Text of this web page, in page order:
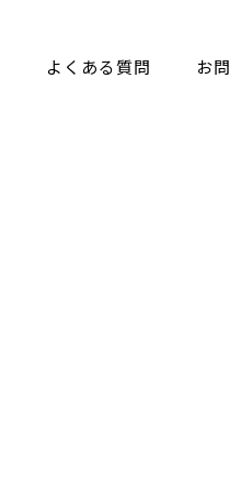
よくある質問 お